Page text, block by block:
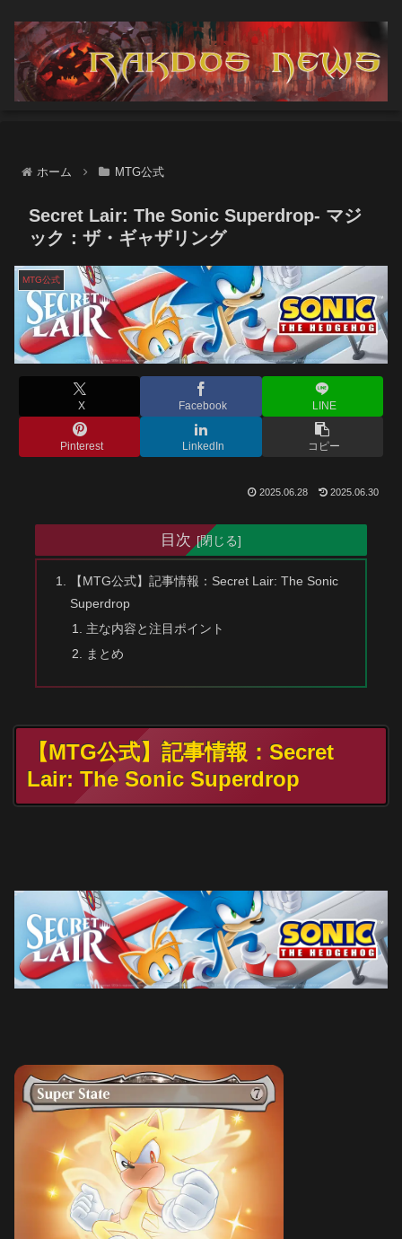
ホーム MTG公式
Secret Lair: The Sonic Superdrop- マジ
ック：ザ・ギャザリング
MTG公式
X Facebook LINE
Pinterest LinkedIn コピー
2025.06.28 2025.06.30
目次
【MTG公式】記事情報：Secret Lair: The Sonic
Superdrop
主な内容と注目ポイント
まとめ
【MTG公式】記事情報：Secret
Lair: The Sonic Superdrop